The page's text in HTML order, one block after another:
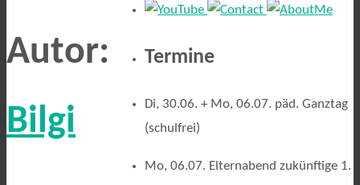
Autor:
Bilgi
Termine
Di, 30.06. + Mo, 06.07. päd. Ganztag
(schulfrei)
Mo, 06.07. Elternabend zukünftige 1.